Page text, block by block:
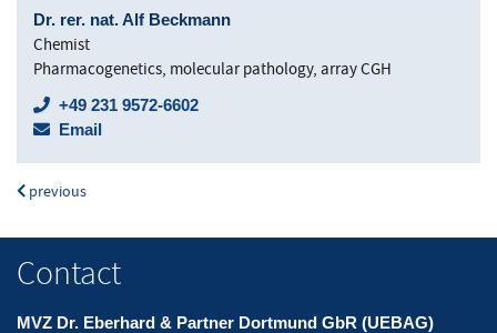
Dr. rer. nat. Alf Beckmann
Chemist
Pharmacogenetics, molecular pathology, array CGH
+49 231 9572-6602
Email
previous
Contact
MVZ Dr. Eberhard & Partner Dortmund GbR (UEBAG)